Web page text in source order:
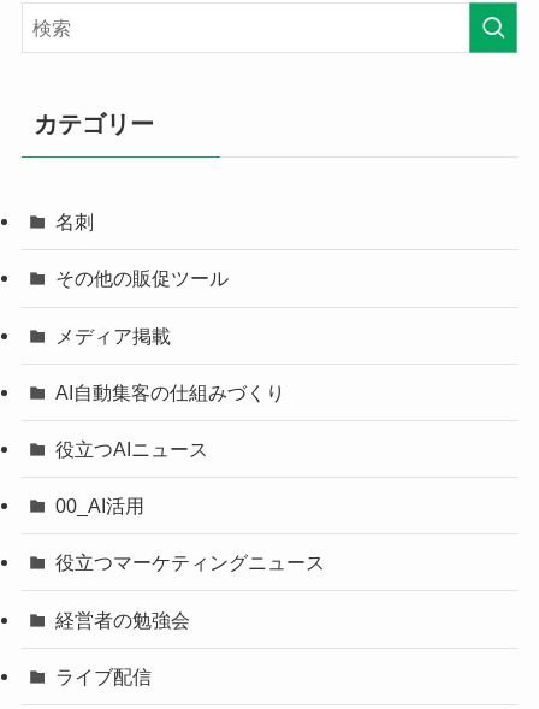
カテゴリー
名刺
その他の販促ツール
メディア掲載
AI自動集客の仕組みづくり
役立つAIニュース
00_AI活用
役立つマーケティングニュース
経営者の勉強会
ライブ配信